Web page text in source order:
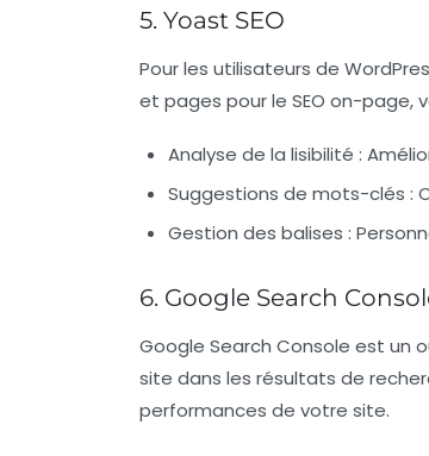
5. Yoast SEO
Pour les utilisateurs de
et pages pour le SEO on-page,
Analyse de la lisibilité :
Suggestions de mots-clés :
Gestion des balises :
6. Google Search
Google Search Console est un
site dans les résultats de
performances de votre site.